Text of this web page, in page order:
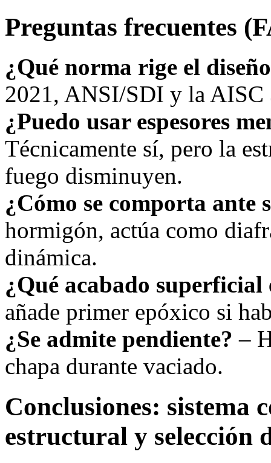
Preguntas frecuentes
¿Qué norma rige el
2021, ANSI/SDI y la AISC
¿Puedo usar espesores
Técnicamente sí, pero la
fuego disminuyen.
¿Cómo se comporta ante
hormigón, actúa como
dinámica.
¿Qué acabado superficial
añade primer epóxico si
¿Se admite pendiente? –
chapa durante vaciado.
Conclusiones: sistema
estructural y selección